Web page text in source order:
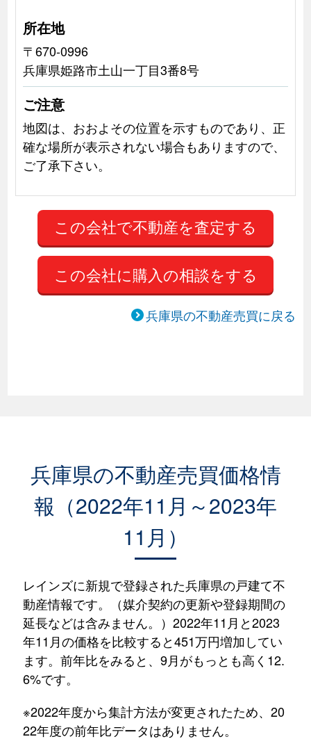
所在地
〒670-0996
兵庫県姫路市土山一丁目3番8号
ご注意
地図は、おおよその位置を示すものであり、正
確な場所が表示されない場合もありますので、
ご了承下さい。
この会社に購入の相談をする
兵庫県の不動産売買に戻る
兵庫県の不動産売買価格情
報（2022年11月～2023年
11月）
レインズに新規で登録された兵庫県の戸建て不
動産情報です。（媒介契約の更新や登録期間の
延長などは含みません。）2022年11月と2023
年11月の価格を比較すると451万円増加してい
ます。前年比をみると、9月がもっとも高く12.
6%です。
※2022年度から集計方法が変更されたため、20
22年度の前年比データはありません。